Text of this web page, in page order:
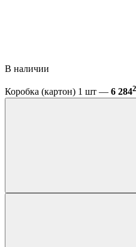
В наличии
Коробка (картон) 1 шт — 6 284